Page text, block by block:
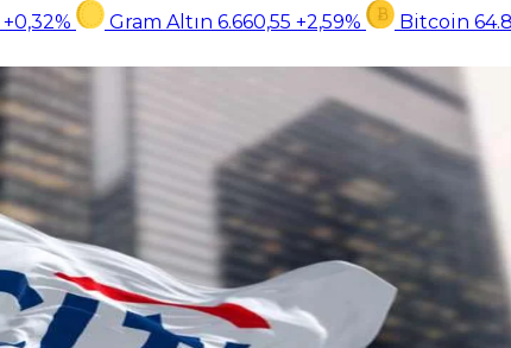
+0,32% Gram Altın 6.660,55 +2,59% Bitcoin